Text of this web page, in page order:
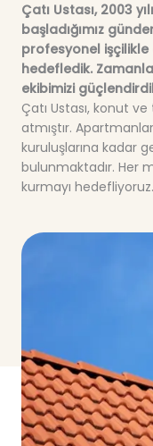
Çatı Ustası, 2003
başladığımız
profesyonel işçilikle
hedefledik.
ekibimizi
Çatı Ustası, konut
atmıştır.
kuruluşlarına kadar
bulunmaktadır. Her
kurmayı hedefliyoruz.